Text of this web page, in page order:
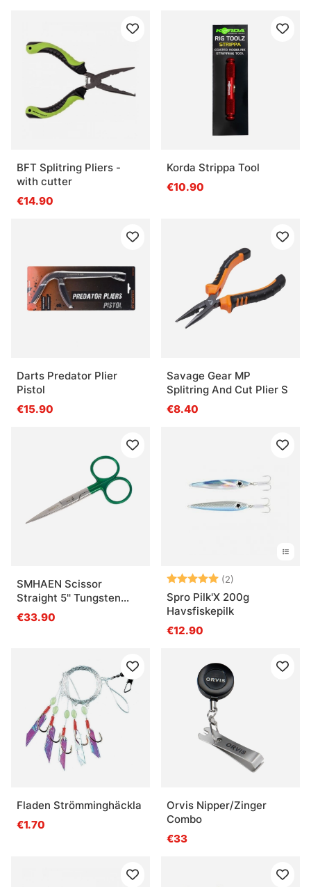
BFT Splitring Pliers -
with cutter
€14.90
Korda Strippa Tool
€10.90
Darts Predator Plier
Pistol
€15.90
Savage Gear MP
Splitring And Cut Plier S
€8.40
SMHAEN Scissor
Straight 5'' Tungsten
Carbide Heavy Green
€33.90
Beoordeling:
(2)
Spro Pilk'X 200g
Havsfiskepilk
€12.90
Fladen Strömminghäckla
€1.70
Orvis Nipper/Zinger
Combo
€33